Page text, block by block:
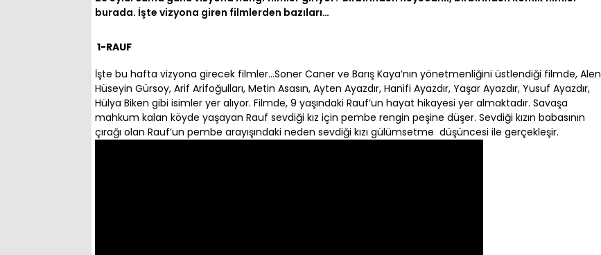
burada. İşte vizyona giren filmlerden bazıları…
1-RAUF
İşte bu hafta vizyona girecek filmler…Soner Caner ve Barış Kaya’nın yönetmenliğini üstlendiği filmde, Alen
Hüseyin Gürsoy, Arif Arifoğulları, Metin Asasın, Ayten Ayazdır, Hanifi Ayazdır, Yaşar Ayazdır, Yusuf Ayazdır,
Hülya Biken gibi isimler yer alıyor. Filmde, 9 yaşındaki Rauf’un hayat hikayesi yer almaktadır. Savaşa
mahkum kalan köyde yaşayan Rauf sevdiği kız için pembe rengin peşine düşer. Sevdiği kızın babasının
çırağı olan Rauf’un pembe arayışındaki neden sevdiği kızı gülümsetme düşüncesi ile gerçekleşir.